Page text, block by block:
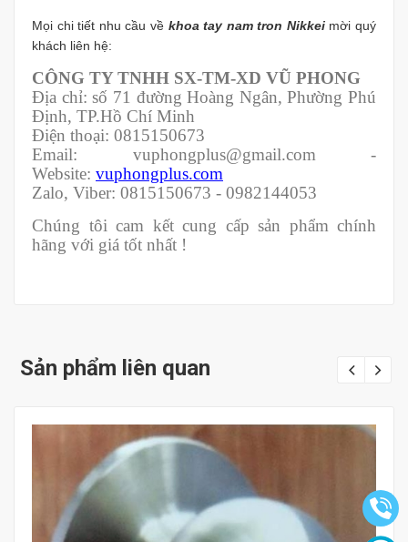
Mọi chi tiết nhu cầu về khoa tay nam tron Nikkei mời quý
khách liên hệ:
CÔNG TY TNHH SX-TM-XD VŨ PHONG
Địa chỉ: số 71 đường Hoàng Ngân, Phường Phú
Định, TP.Hồ Chí Minh
Điện thoại: 0815150673
Email: vuphongplus@gmail.com -
Website: vuphongplus.com
Zalo, Viber: 0815150673 - 0982144053
Chúng tôi cam kết cung cấp sản phẩm chính
hãng với giá tốt nhất !
Sản phẩm liên quan